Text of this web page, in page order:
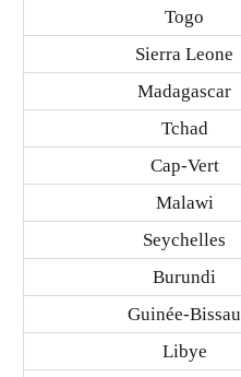
Togo
Sierra Leone
Madagascar
Tchad
Cap-Vert
Malawi
Seychelles
Burundi
Guinée-Bissau
Libye